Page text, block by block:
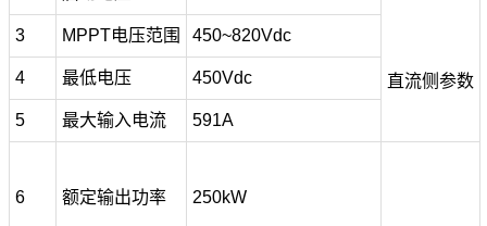
直流侧参数
3 MPPT电压范围 450~820Vdc
4 最低电压 450Vdc
5 最大输入电流 591A
6 额定输出功率 250kW